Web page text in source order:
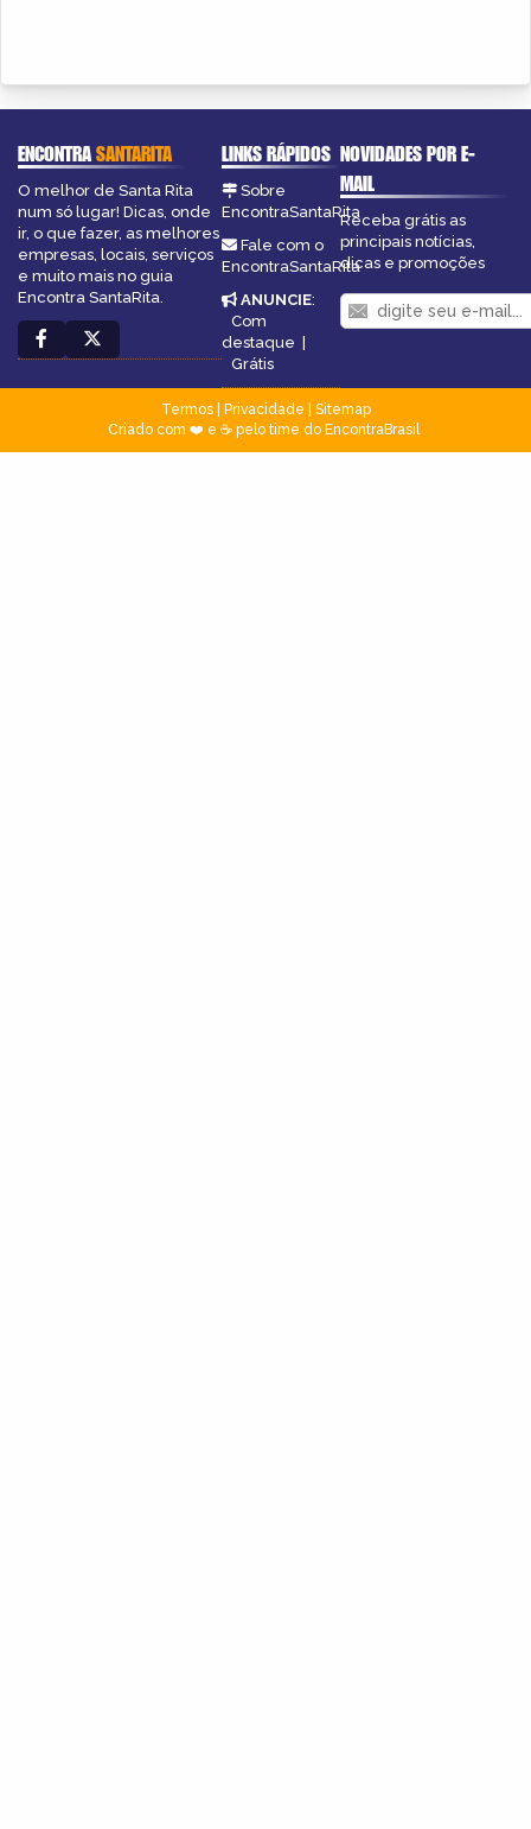
ENCONTRASANTARITA
O melhor de Santa Rita
num só lugar! Dicas, onde
ir, o que fazer, as melhores
empresas, locais, serviços
e muito mais no guia
Encontra SantaRita.
LINKS RÁPIDOS
Sobre
EncontraSantaRita
Fale com o
EncontraSantaRita
ANUNCIE:
Com
destaque
Grátis
NOVIDADES POR E-
MAIL
Receba grátis as
principais notícias,
dicas e promoções
Termos| Privacidade
Sitemap
Criado com ❤️ e ☕ pelo time do EncontraBrasil